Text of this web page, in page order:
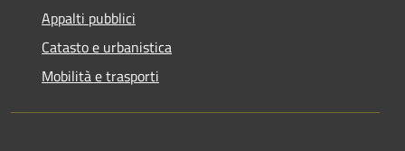
Appalti pubblici
Catasto e urbanistica
Mobilità e trasporti